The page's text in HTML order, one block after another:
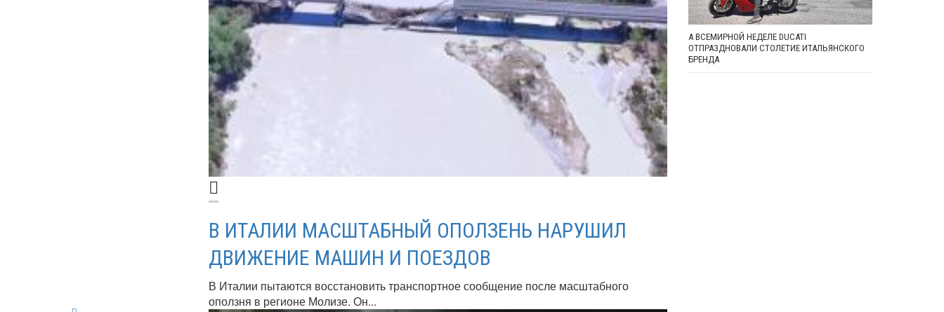
В ИТАЛИИ МАСШТАБНЫЙ ОПОЛЗЕНЬ НАРУШИЛ
ДВИЖЕНИЕ МАШИН И ПОЕЗДОВ
В Италии пытаются восстановить транспортное сообщение после масштабного
оползня в регионе Молизе. Он...
А ВСЕМИРНОЙ НЕДЕЛЕ DUCATI
ОТПРАЗДНОВАЛИ СТОЛЕТИЕ ИТАЛЬЯНСКОГО
БРЕНДА